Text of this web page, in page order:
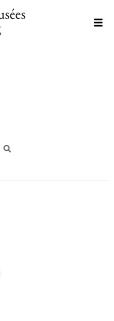
Aller
au
FR